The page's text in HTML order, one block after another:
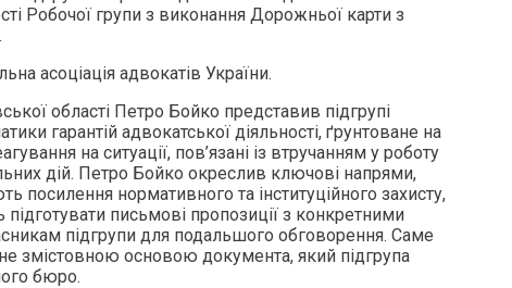
Робочої групи з виконання Дорожньої карти з
асоціація адвокатів України.
області Петро Бойко представив підгрупі
гарантій адвокатської діяльності, ґрунтоване на
на ситуації, пов’язані із втручанням у роботу
дій. Петро Бойко окреслив ключові напрями,
посилення нормативного та інституційного захисту,
підготувати письмові пропозиції з конкретними
підгрупи для подальшого обговорення. Саме
змістовною основою документа, який підгрупа
бюро.